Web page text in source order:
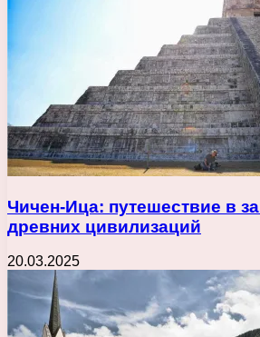
Чичен-Ица: путешествие в
древних цивилизаций
20.03.2025